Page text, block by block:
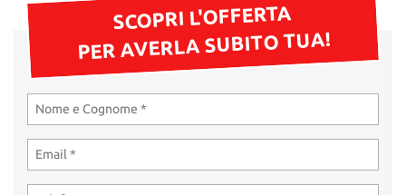
SCOPRI L'OFFERTA
PER AVERLA SUBITO TUA!